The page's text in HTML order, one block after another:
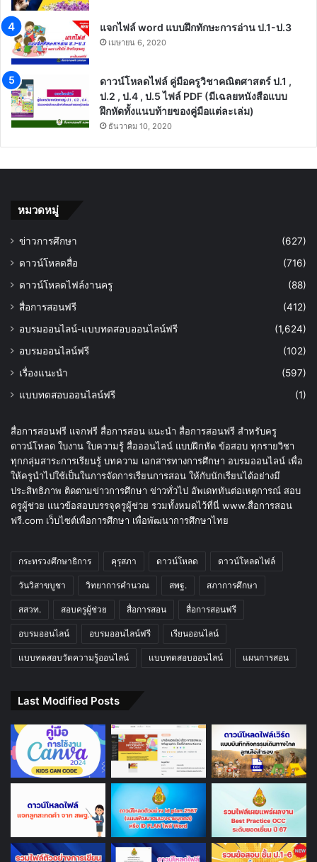
แจกไฟล์ word แบบฝึกทักษะการอ่าน ป.1-ป.3
เมษายน 6, 2020
ดาวน์โหลดไฟล์ คู่มือครูวิชาคณิตศาสตร์ ป.1 ,
ป.2 , ป.4 , ป.5 ไฟล์ PDF (มีเฉลยหนังสือแบบ
ฝึกหัดทั้งแนบท้ายของคู่มือแต่ละเล่ม)
ธันวาคม 10, 2020
หมวดหมู่
ข่าวการศึกษา
(627)
ดาวน์โหลดสื่อ
(716)
ดาวน์โหลดไฟล์งานครู
(88)
สื่อการสอนฟรี
(412)
อบรมออนไลน์-แบบทดสอบออนไลน์ฟรี
(1,624)
อบรมออนไลน์ฟรี
(102)
เรื่องแนะนำ
(597)
แบบทดสอบออนไลน์ฟรี
(1)
สื่อการสอนฟรี แจกฟรี สื่อการสอน แนะนำ สื่อการสอนฟรี สำหรับครู
ดาวน์โหลด ใบงาน ใบความรู้ สื่อออนไลน์ แบบฝึกหัด ข้อสอบ ทุกรายวิชา
ทุกกลุ่มสาระการเรียนรู้ บทความ เอกสารทางการศึกษา อบรมออนไลน์ เพื่อ
ให้ครูนำไปใช้เป็นในการจัดการเรียนการสอน ให้กับนักเรียนได้อย่างมี
ประสิทธิภาพ ติดตามข่าวการศึกษา ข่าวทั่วไป อัพเดททันต่อเหตุการณ์ สอบ
ครูผู้ช่วย แนวข้อสอบบรรจุครูผู้ช่วย รวมทั้งหมดไว้ที่นี่ www.สื่อการสอน
ฟรี.com เว็บไซต์เพื่อการศึกษา เพื่อพัฒนาการศึกษาไทย
กระทรวงศึกษาธิการ คุรุสภา ดาวน์โหลด ดาวน์โหลดไฟล์
วันวิสาขบูชา วิทยาการคำนวณ สพฐ. สภาการศึกษา
สสวท. สอบครูผู้ช่วย สื่อการสอน สื่อการสอนฟรี
อบรมออนไลน์ อบรมออนไลน์ฟรี เรียนออนไลน์
แบบทดสอบวัดความรู้ออนไลน์ แบบทดสอบออนไลน์ แผนการสอน
Last Modified Posts